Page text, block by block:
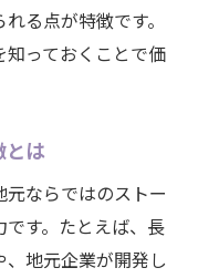
る点が特徴です。
っておくことで価
とは
ならではのストー
す。たとえば、長
地元企業が開発し